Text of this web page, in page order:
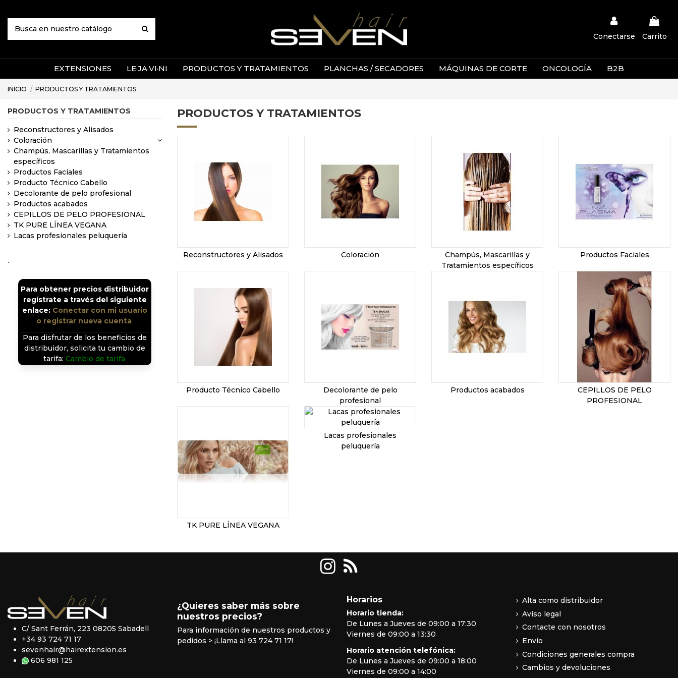
Conectarse Carrito
EXTENSIONES LE·JA·VI·NI PRODUCTOS Y TRATAMIENTOS PLANCHAS / SECADORES MÁQUINAS DE CORTE ONCOLOGÍA B2B
INICIO PRODUCTOS Y TRATAMIENTOS
PRODUCTOS Y TRATAMIENTOS
Reconstructores y Alisados Coloración
Champús, Mascarillas y
Tratamientos específicos
Productos Faciales
Producto Técnico Cabello
Decolorante de pelo
profesional
Productos acabados
CEPILLOS DE PELO
PROFESIONAL
TK PURE LÍNEA VEGANA
Lacas profesionales
peluquería
PRODUCTOS Y TRATAMIENTOS
Reconstructores y Alisados
Coloración
Champús, Mascarillas y Tratamientos
específicos
Productos Faciales
Producto Técnico Cabello
Decolorante de pelo profesional
Productos acabados
CEPILLOS DE PELO PROFESIONAL
TK PURE LÍNEA VEGANA
Lacas profesionales peluquería
.
Para obtener precios distribuidor
regístrate a través del siguiente
enlace: Conectar con mi usuario
o registrar nueva cuenta.
Para disfrutar de los beneficios de
distribuidor, solicita tu cambio de
tarifa: Cambio de tarifa
C/ Sant Ferrán, 223 08205 Sabadell
+34 93 724 71 17
sevenhair@hairextension.es
606 981 125
¿Quieres saber más sobre
nuestros precios?
Para información de nuestros productos y
pedidos > ¡Llama al 93 724 71 17!
Horarios
Horario tienda:
De Lunes a Jueves de 09:00 a 17:30
Viernes de 09:00 a 13:30
Horario atención telefónica:
De Lunes a Jueves de 09:00 a 18:00
Viernes de 09:00 a 14:00
Alta como distribuidor
Aviso legal
Contacte con nosotros
Envío
Condiciones generales compra
Cambios y devoluciones